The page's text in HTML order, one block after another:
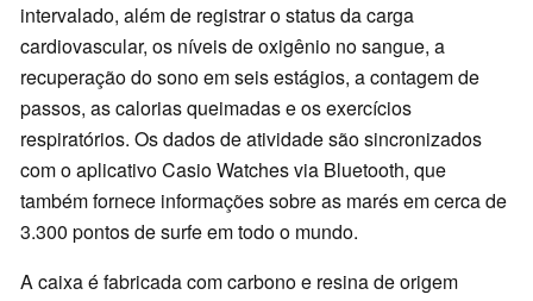
intervalado, além de registrar o status da carga
cardiovascular, os níveis de oxigênio no sangue, a
recuperação do sono em seis estágios, a contagem de
passos, as calorias queimadas e os exercícios
respiratórios. Os dados de atividade são sincronizados
com o aplicativo Casio Watches via Bluetooth, que
também fornece informações sobre as marés em cerca de
3.300 pontos de surfe em todo o mundo.
A caixa é fabricada com carbono e resina de origem